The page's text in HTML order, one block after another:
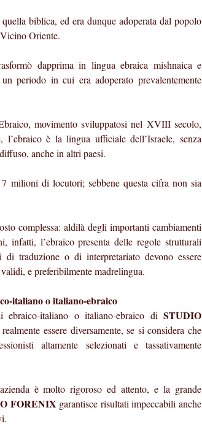
biblica, ed era dunque adoperata dal popolo
Oriente.
dapprima in lingua ebraica mishnaica e
periodo in cui era adoperato prevalentemente
movimento sviluppatosi nel XVIII secolo,
è la lingua ufficiale dell’Israele, senza
anche in altri paesi.
milioni di locutori; sebbene questa cifra non sia
complessa: aldilà degli importanti cambiamenti
infatti, l’ebraico presenta delle regole strutturali
traduzione o di interpretariato devono essere
e preferibilmente madrelingua.
italiano o italiano-ebraico
italiano o italiano-ebraico di STUDIO
essere diversamente, se si considera che
altamente selezionati e tassativamente
è molto rigoroso ed attento, e la grande
FORENIX garantisce risultati impeccabili anche